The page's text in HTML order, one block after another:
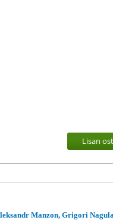
Lisan
Manzon, Grigori